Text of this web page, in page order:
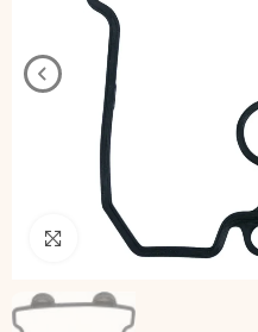
Pincha para agrandar